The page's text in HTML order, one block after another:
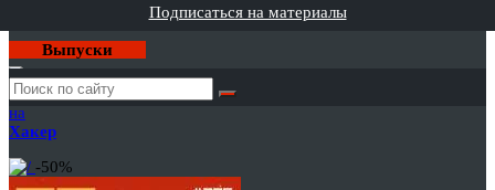
Подписаться на материалы
Выпуски
Годовая
подписка
на
Хакер
-50%